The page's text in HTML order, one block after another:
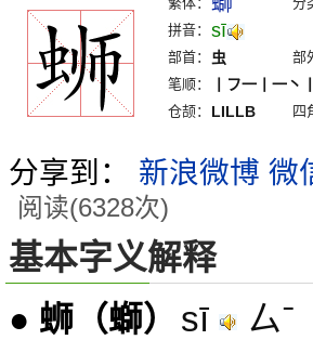
拼音： sī
部首： 虫 部
笔顺：
丨フ一丨一丶
仓颉： LILLB 四
分享到： 新浪微博 微
阅读(6328次)
基本字义解释
● 蛳 （螄） sī ㄙˉ